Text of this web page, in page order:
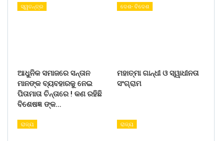
ସ୍ୱତନ୍ତ୍ର
ଆଧୁନିକ ସମାଜରେ ସନ୍ତାନ
ମାନଙ୍କ ବ୍ୟବହାରକୁ ନେଇ
ପିତାମାତା ଚିନ୍ତାରେ ! କଣ ରହିଛି
ବିଶେଷଜ୍ଞ ଙ୍କ…
ଦେଶ- ବିଦେଶ
ମହାତ୍ମା ଗାନ୍ଧୀ ଓ ସ୍ୱାଧୀନତା
ସଂଗ୍ରାମ
ରାଜ୍ୟ ରାଜ୍ୟ